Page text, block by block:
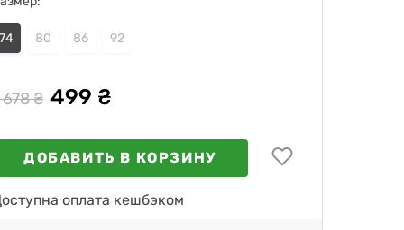
74 80 86 92
678 ₴ 499 ₴
ДОБАВИТЬ В КОРЗИНУ
оплата кешбэком